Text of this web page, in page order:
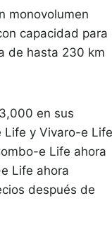
monovolumen
capacidad para
de hasta 230 km
en sus
Life y Vivaro-e Life
e Life ahora
Life ahora
después de